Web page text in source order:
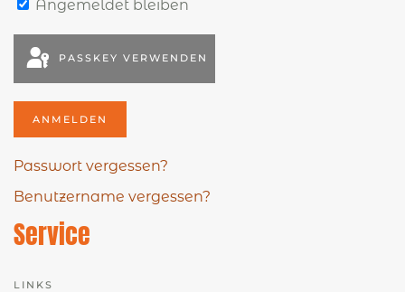
Angemeldet bleiben
PASSKEY VERWENDEN
ANMELDEN
Passwort vergessen?
Benutzername vergessen?
Service
LINKS